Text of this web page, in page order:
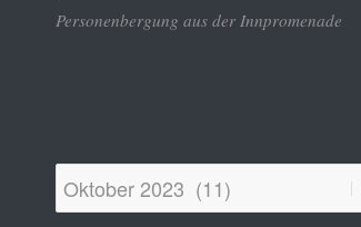
Personenbergung aus der Innpromenade